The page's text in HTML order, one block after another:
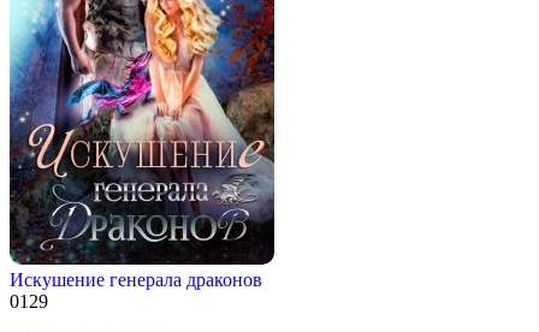
Искушение генерала драконов
0129